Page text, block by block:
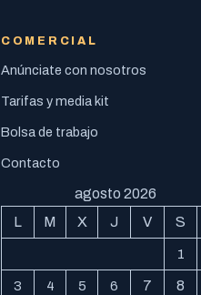
COMERCIAL
Anúnciate con nosotros
Tarifas y media kit
Bolsa de trabajo
Contacto
agosto 2026
L
M X J V S
1
3 4 5 6 7 8